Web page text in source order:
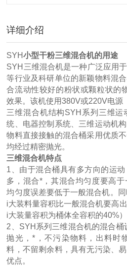
详细介绍
SYH小型干粉三维混合机的用途
SYH三维混合机是一种广泛应用
等行业及科研单位的新颖物料混
合流动性较好的粉状或颗粒状的
效果。该机使用380V或220V电源
三维混合机结构SYH系列三维运
统、电器控制系统、三维运动机
物料直接接触的混合桶采用优质
均经过精密抛光。
三维混合机特点
1、由于混合桶具有多方向的运
多，混合*，其混合均匀度要高
均匀度误差要低于一般混合机。
i大装料量容积比一般混合机要高
i大装量容积为桶体全容积的40%）
2、SYH系列三维混合机的混合桶
抛光，*，不污染物料，出料时
料，不留剩余料，具有无污染、
优点。